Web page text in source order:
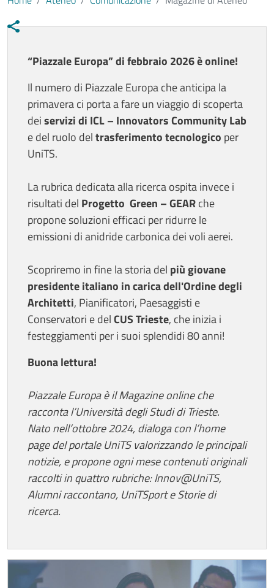
Contenuto
“Piazzale Europa” di febbraio 2026 è online!
Il numero di Piazzale Europa che anticipa la
primavera ci porta a fare un viaggio di scoperta
deiservizi di ICL – Innovators Community Lab
e del ruolo deltrasferimento tecnologico per
UniTS.
La rubrica dedicata alla ricerca ospita invece i
risultati del Progetto Green – GEARche
propone soluzioni efficaci per ridurre le
emissioni di anidride carbonica dei voli aerei.
Scopriremo in fine la storia del più giovane
presidente italiano in carica dell'Ordine degli
Architetti, Pianificatori, Paesaggisti e
Conservatori e delCUS Trieste, che inizia i
festeggiamenti per i suoi splendidi 80 anni!
Buona lettura!
Piazzale Europa è il Magazine online che
racconta l’Università degli Studi di Trieste.
Nato nell’ottobre 2024, dialoga con l’home
page del portale UniTS valorizzando le principali
notizie, e propone ogni mese contenuti originali
raccolti in quattro rubriche: Innov@UniTS,
Alumni raccontano, UniTSport e Storie di
ricerca.
Cards
Image